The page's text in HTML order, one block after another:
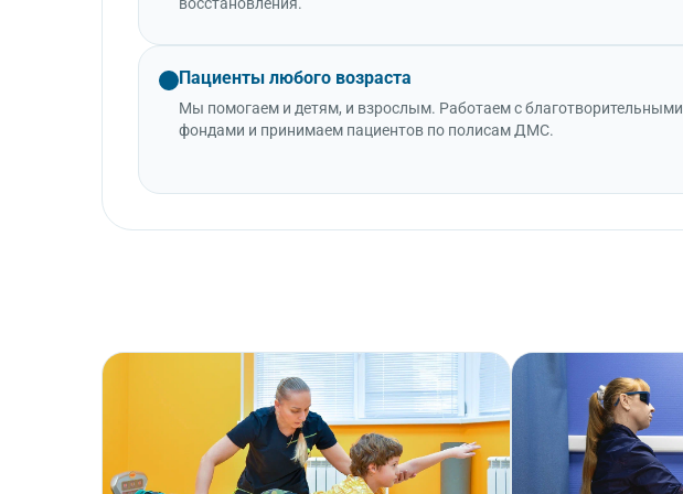
восстановления.
Пациенты любого возраста
Мы помогаем и детям, и взрослым. Работаем с благотворительными
фондами и принимаем пациентов по полисам ДМС.